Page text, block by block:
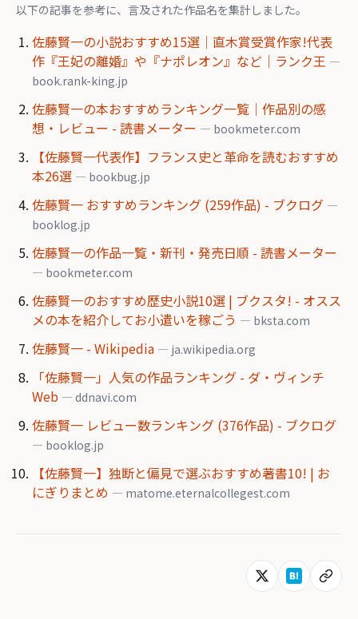
以下の記事を参考に、言及された作品名を集計しました。
佐藤賢一の小説おすすめ15選｜直木賞受賞作家!代表
作『王妃の離婚』や『ナポレオン』など｜ランク王 —
book.rank-king.jp
佐藤賢一の本おすすめランキング一覧｜作品別の感
想・レビュー - 読書メーター — bookmeter.com
【佐藤賢一代表作】フランス史と革命を読むおすすめ
本26選 — bookbug.jp
佐藤賢一 おすすめランキング (259作品) - ブクログ —
booklog.jp
佐藤賢一の作品一覧・新刊・発売日順 - 読書メーター
— bookmeter.com
佐藤賢一のおすすめ歴史小説10選 | ブクスタ! - オスス
メの本を紹介してお小遣いを稼ごう — bksta.com
佐藤賢一 - Wikipedia — ja.wikipedia.org
「佐藤賢一」人気の作品ランキング - ダ・ヴィンチ
Web — ddnavi.com
佐藤賢一 レビュー数ランキング (376作品) - ブクログ
— booklog.jp
【佐藤賢一】独断と偏見で選ぶおすすめ著書10! | お
にぎりまとめ — matome.eternalcollegest.com